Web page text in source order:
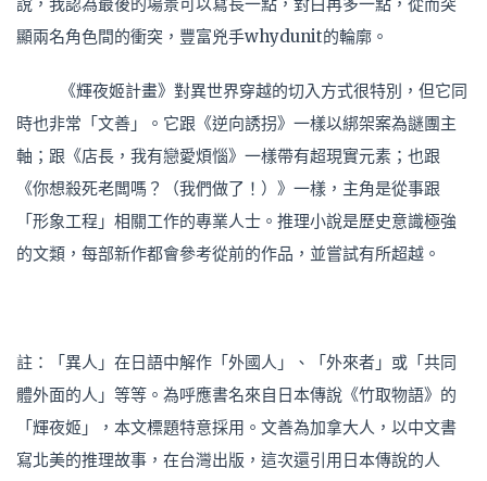
顯兩名角色間的衝突，豐富兇手whydunit的輪廓。
《輝夜姬計畫》對異世界穿越的切入方式很特別，但它同
時也非常「文善」。它跟《逆向誘拐》一樣以綁架案為謎團主
軸；跟《店長，我有戀愛煩惱》一樣帶有超現實元素；也跟
《你想殺死老闆嗎？（我們做了！）》一樣，主角是從事跟
「形象工程」相關工作的專業人士。推理小說是歷史意識極強
的文類，每部新作都會參考從前的作品，並嘗試有所超越。
註：「異人」在日語中解作「外國人」、「外來者」或「共同
體外面的人」等等。為呼應書名來自日本傳說《竹取物語》的
「輝夜姬」，本文標題特意採用。文善為加拿大人，以中文書
寫北美的推理故事，在台灣出版，這次還引用日本傳說的人